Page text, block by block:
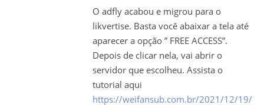
O adfly acabou e migrou para o
likvertise. Basta você abaixar a tela até
aparecer a opção ” FREE ACCESS”.
Depois de clicar nela, vai abrir o
servidor que escolheu. Assista o
tutorial aqui
https://weifansub.com.br/2021/12/19/